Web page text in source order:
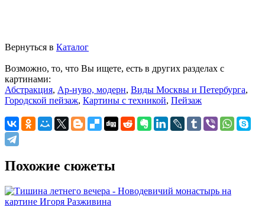
Вернуться в Каталог
Возможно, то, что Вы ищете, есть в других разделах с
картинами:
Абстракция, Ар-нуво, модерн, Виды Москвы и Петербурга,
Городской пейзаж, Картины с техникой, Пейзаж
Похожие сюжеты